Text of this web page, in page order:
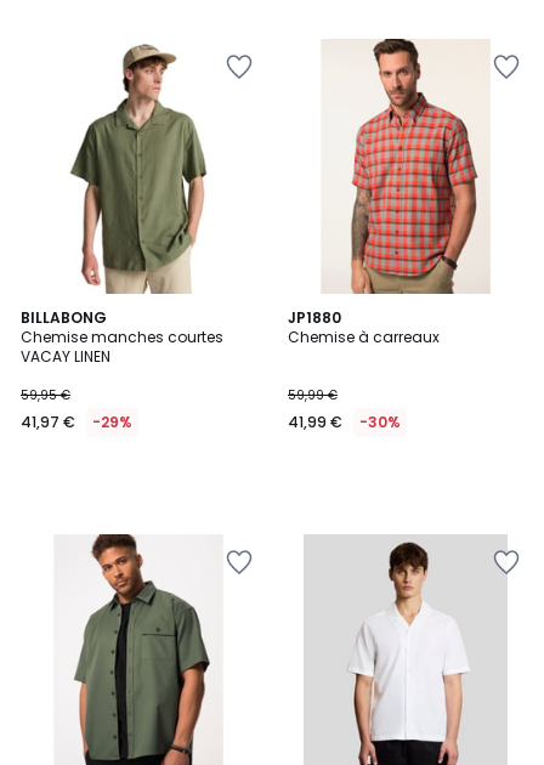
BILLABONG
Chemise manches courtes
VACAY LINEN
59,95 €
41,97 € -29%
JP1880
Chemise à carreaux
59,99 €
41,99 € -30%